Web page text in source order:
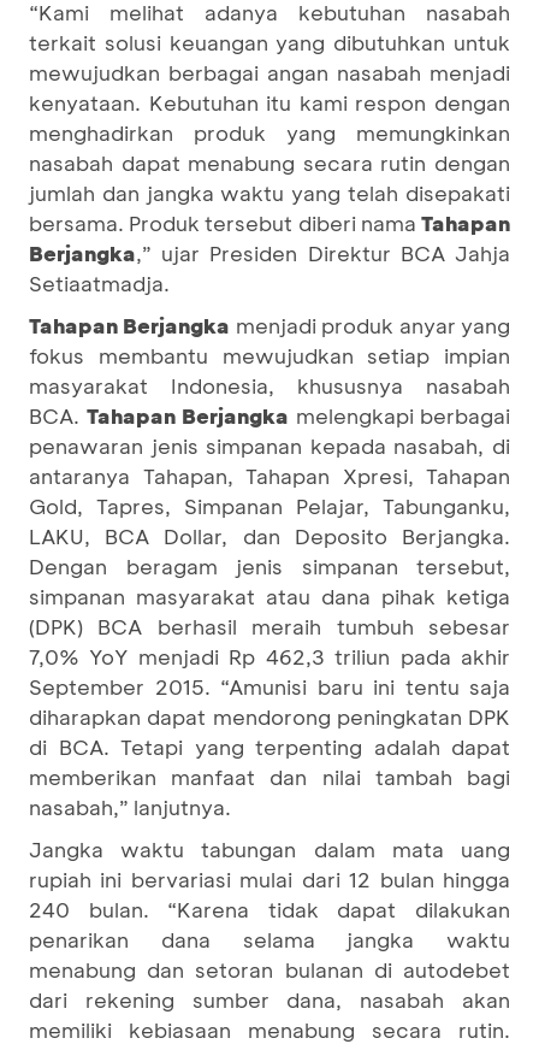
“Kami melihat adanya kebutuhan nasabah
terkait solusi keuangan yang dibutuhkan untuk
mewujudkan berbagai angan nasabah menjadi
kenyataan. Kebutuhan itu kami respon dengan
menghadirkan produk yang memungkinkan
nasabah dapat menabung secara rutin dengan
jumlah dan jangka waktu yang telah disepakati
bersama. Produk tersebut diberi nama Tahapan
Berjangka,” ujar Presiden Direktur BCA Jahja
Setiaatmadja.
Tahapan Berjangka menjadi produk anyar yang
fokus membantu mewujudkan setiap impian
masyarakat Indonesia, khususnya nasabah
BCA. Tahapan Berjangka melengkapi berbagai
penawaran jenis simpanan kepada nasabah, di
antaranya Tahapan, Tahapan Xpresi, Tahapan
Gold, Tapres, Simpanan Pelajar, Tabunganku,
LAKU, BCA Dollar, dan Deposito Berjangka.
Dengan beragam jenis simpanan tersebut,
simpanan masyarakat atau dana pihak ketiga
(DPK) BCA berhasil meraih tumbuh sebesar
7,0% YoY menjadi Rp 462,3 triliun pada akhir
September 2015. “Amunisi baru ini tentu saja
diharapkan dapat mendorong peningkatan DPK
di BCA. Tetapi yang terpenting adalah dapat
memberikan manfaat dan nilai tambah bagi
nasabah,” lanjutnya.
Jangka waktu tabungan dalam mata uang
rupiah ini bervariasi mulai dari 12 bulan hingga
240 bulan. “Karena tidak dapat dilakukan
penarikan dana selama jangka waktu
menabung dan setoran bulanan di autodebet
dari rekening sumber dana, nasabah akan
memiliki kebiasaan menabung secara rutin.